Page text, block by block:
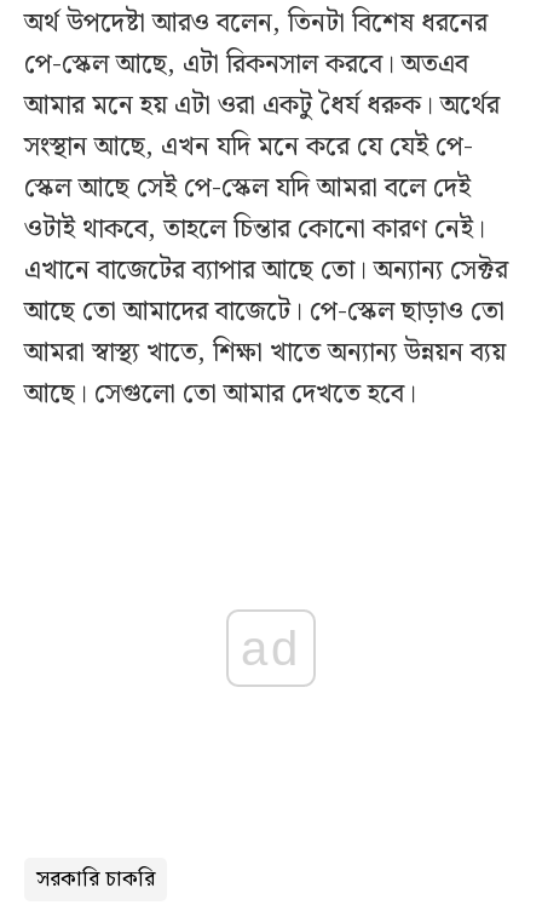
অর্থ উপদেষ্টা আরও বলেন, তিনটা বিশেষ ধরনের
পে-স্কেল আছে, এটা রিকনসাল করবে। অতএব
আমার মনে হয় এটা ওরা একটু ধৈর্য ধরুক। অর্থের
সংস্থান আছে, এখন যদি মনে করে যে যেই পে-
স্কেল আছে সেই পে-স্কেল যদি আমরা বলে দেই
ওটাই থাকবে, তাহলে চিন্তার কোনো কারণ নেই।
এখানে বাজেটের ব্যাপার আছে তো। অন্যান্য সেক্টর
আছে তো আমাদের বাজেটে। পে-স্কেল ছাড়াও তো
আমরা স্বাস্থ্য খাতে, শিক্ষা খাতে অন্যান্য উন্নয়ন ব্যয়
আছে। সেগুলো তো আমার দেখতে হবে।
ad
সরকারি চাকরি